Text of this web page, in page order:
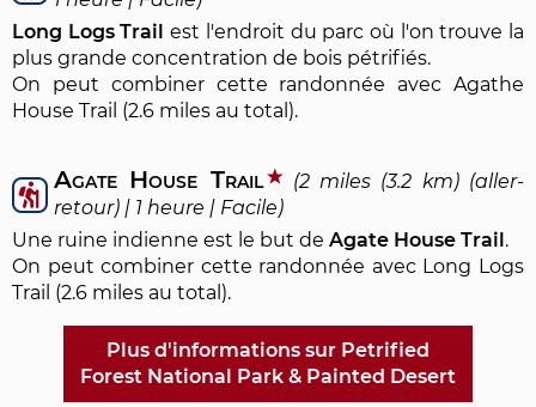
Long Logs Trail est l'endroit du parc où l'on trouve la
plus grande concentration de bois pétrifiés.
On peut combiner cette randonnée avec Agathe
House Trail (2.6 miles au total).
Agate House Trail
(2 miles (3.2 km) (aller-
retour) | 1 heure | Facile)
Une ruine indienne est le but de Agate House Trail.
On peut combiner cette randonnée avec Long Logs
Trail (2.6 miles au total).
Plus d'informations sur Petrified
Forest National Park & Painted Desert